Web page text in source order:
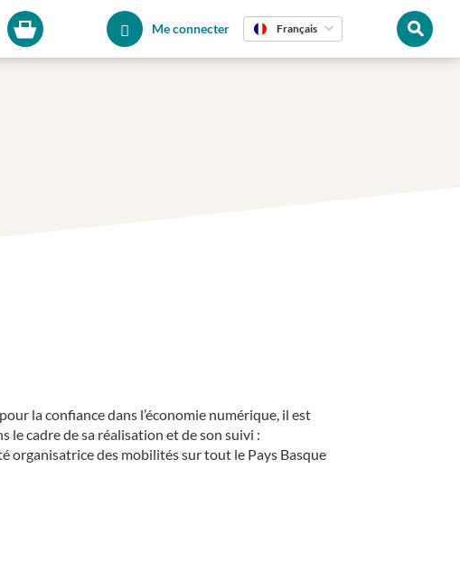
Me connecter Français
la confiance dans l’économie numérique, il est
le cadre de sa réalisation et de son suivi :
organisatrice des mobilités sur tout le Pays Basque